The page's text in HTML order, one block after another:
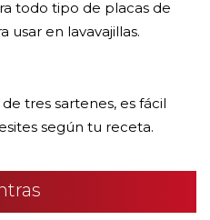
todo tipo de placas de
usar en lavavajillas.
tres sartenes, es fácil
según tu receta.